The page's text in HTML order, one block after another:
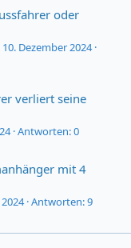
oder
10. Dezember 2024
verliert seine
Antworten: 0
mit 4
Antworten: 9